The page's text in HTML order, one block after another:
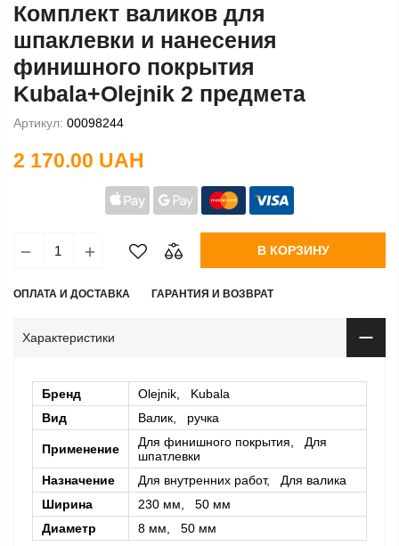
Комплект валиков для
шпаклевки и нанесения
финишного покрытия
Kubala+Olejnik 2 предмета
Артикул: 00098244
2 170.00 UAH
В КОРЗИНУ
ОПЛАТА И ДОСТАВКА ГАРАНТИЯ И ВОЗВРАТ
Характеристики
Бренд
Olejnik, Kubala
Вид
Валик, ручка
Применение
Для финишного покрытия, Для
шпатлевки
Назначение
Для внутренних работ, Для валика
Ширина
230 мм, 50 мм
Диаметр
8 мм, 50 мм